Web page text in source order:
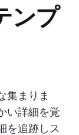
ンプ
集まりま
い詳細を覚
を追跡しス